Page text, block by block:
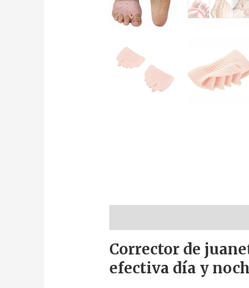
Corrector de
efectiva día y